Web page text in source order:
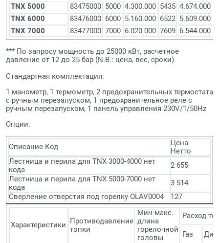
TNX 5000
83475000 5000 4.300.000 5435 4.674.000
TNX 6000
83476000 6000 5.160.000 6522 5.609.000
TNX 7000
83477000 7000 6.020.000 7609 6.544.000
*** По запросу мощность до 25000 кВт, расчетное
давление от 12 до 25 бар (N.B.: цена, вес, сроки)
Стандартная комплектация:
1 манометр, 1 термометр, 2 предохранительных термостата
с ручным перезапуском, 1 предохранительное реле с
ручным перезапуском, 1 панель управления 230V/1/50Hz
Опции:
Описание Код
Цена
Нетто
Лестница и перила для TNX 3000-4000 нет
кода
2 655
Лестница и перила для TNX 5000-7000 нет
кода
3 514
Сверление отверстия под горелку OLAV0004
127
Характеристики
Противодавление
топки
Мин-макс.
длина
горелочной
головы
Расход
Газ